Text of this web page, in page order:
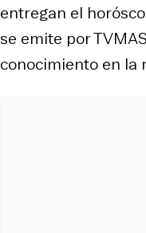
entregan el
se emite por
conocimiento en la